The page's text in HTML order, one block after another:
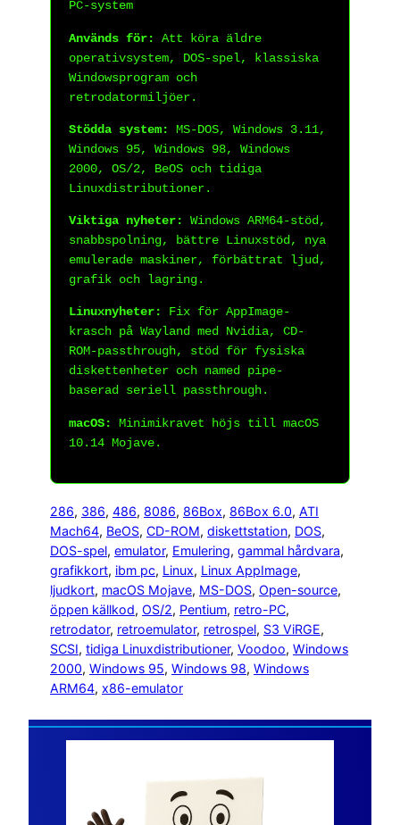
PC-system
Används för:
Att köra äldre
operativsystem, DOS-spel, klassiska
Windowsprogram och
retrodatormiljöer.
Stödda system:
MS-DOS, Windows 3.11,
Windows 95, Windows 98, Windows
2000, OS/2, BeOS och tidiga
Linuxdistributioner.
Viktiga nyheter:
Windows ARM64-stöd,
snabbspolning, bättre Linuxstöd, nya
emulerade maskiner, förbättrat ljud,
grafik och lagring.
Linuxnyheter:
Fix för AppImage-
krasch på Wayland med Nvidia, CD-
ROM-passthrough, stöd för fysiska
diskettenheter och named pipe-
baserad seriell passthrough.
macOS:
Minimikravet höjs till macOS
10.14 Mojave.
286, 386, 486, 8086, 86Box, 86Box 6.0, ATI
Mach64, BeOS, CD-ROM, diskettstation, DOS
DOS-spel, emulator, Emulering, gammal hårdvara
grafikkort, ibm pc, Linux, Linux AppImage
ljudkort, macOS Mojave, MS-DOS, Open-source
öppen källkod, OS/2, Pentium, retro-PC
retrodator, retroemulator, retrospel, S3 ViRGE
SCSI, tidiga Linuxdistributioner, Voodoo, Windows
2000, Windows 95, Windows 98, Windows
ARM64, x86-emulator